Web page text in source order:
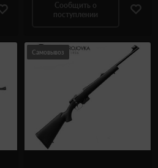
Сообщить о
поступлении
Самовывоз